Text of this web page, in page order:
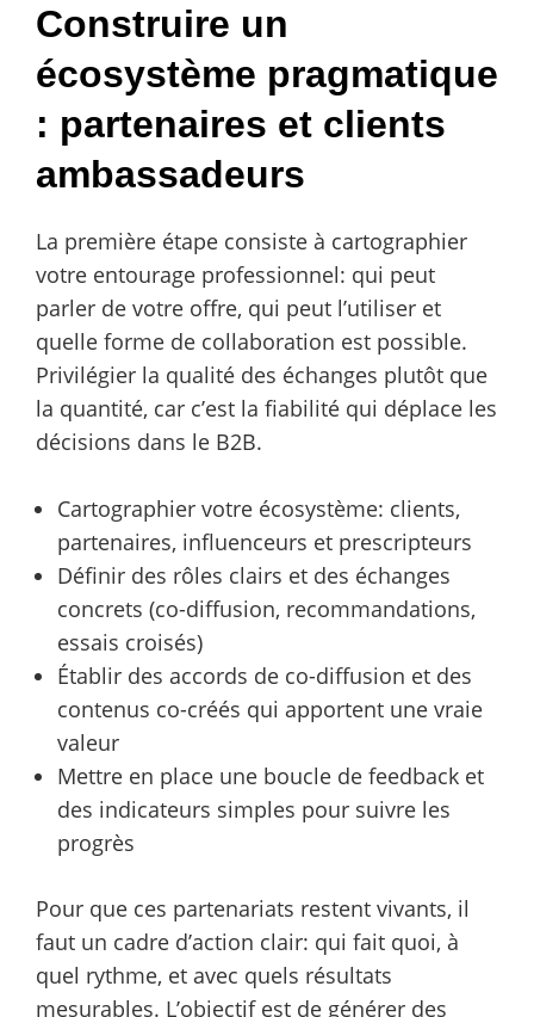
Construire un
écosystème pragmatique
: partenaires et clients
ambassadeurs
La première étape consiste à cartographier
votre entourage professionnel: qui peut
parler de votre offre, qui peut l’utiliser et
quelle forme de collaboration est possible.
Privilégier la qualité des échanges plutôt que
la quantité, car c’est la fiabilité qui déplace les
décisions dans le B2B.
Cartographier votre écosystème: clients,
partenaires, influenceurs et prescripteurs
Définir des rôles clairs et des échanges
concrets (co-diffusion, recommandations,
essais croisés)
Établir des accords de co-diffusion et des
contenus co-créés qui apportent une vraie
valeur
Mettre en place une boucle de feedback et
des indicateurs simples pour suivre les
progrès
Pour que ces partenariats restent vivants, il
faut un cadre d’action clair: qui fait quoi, à
quel rythme, et avec quels résultats
mesurables. L’objectif est de générer des